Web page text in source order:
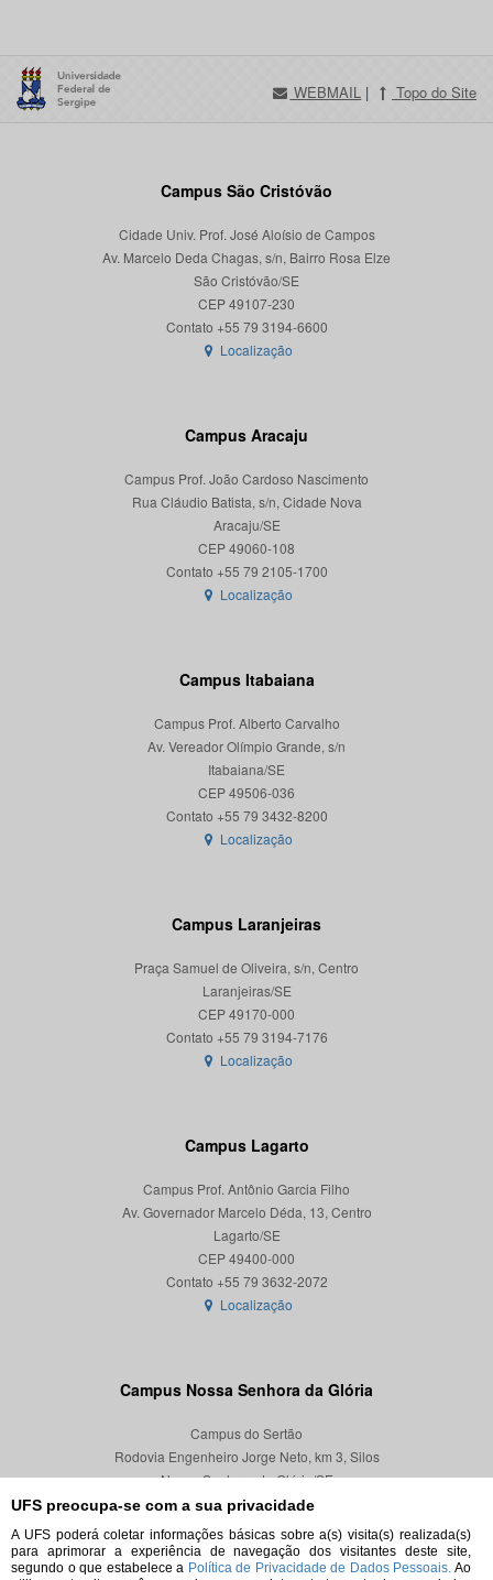
UFS preocupa-se com a sua privacidade
A UFS poderá coletar informações básicas sobre a(s) visita(s) realizada(s)
para aprimorar a experiência de navegação dos visitantes deste site,
segundo o que estabelece a Política de Privacidade de Dados Pessoais. Ao
WEBMAIL | Topo do Site
Campus São Cristóvão
Cidade Univ. Prof. José Aloísio de Campos
Av. Marcelo Deda Chagas, s/n, Bairro Rosa Elze
São Cristóvão/SE
CEP 49107-230
Localização
Campus Aracaju
Campus Prof. João Cardoso Nascimento
Rua Cláudio Batista, s/n, Cidade Nova
Aracaju/SE
CEP 49060-108
Localização
Campus Itabaiana
Campus Prof. Alberto Carvalho
Av. Vereador Olímpio Grande, s/n
Itabaiana/SE
CEP 49506-036
Localização
Campus Laranjeiras
Praça Samuel de Oliveira, s/n, Centro
Laranjeiras/SE
CEP 49170-000
Localização
Campus Lagarto
Campus Prof. Antônio Garcia Filho
Av. Governador Marcelo Déda, 13, Centro
Lagarto/SE
CEP 49400-000
Localização
Campus Nossa Senhora da Glória
Campus do Sertão
Rodovia Engenheiro Jorge Neto, km 3, Silos
Nossa Senhora da Glória/SE
CEP 49680-000
Localização